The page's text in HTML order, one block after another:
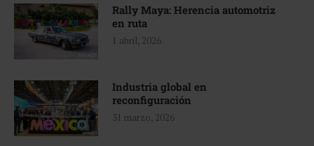
Rally Maya: Herencia automotriz
en ruta
1 abril, 2026
Industria global en
reconfiguración
31 marzo, 2026